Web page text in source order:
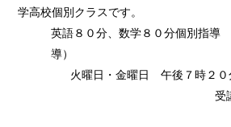
学高校個別クラスです。
英語８０分、数学８０分個別指導
導）
火曜日・金曜日 午後７時２０
受